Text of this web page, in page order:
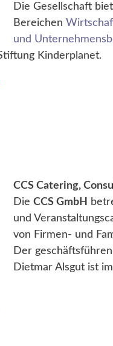
Die Gesellschaft
Bereichen
und
Kinderplanet.
CCS Catering,
Die CCS GmbH
und
von Firmen- und
Der
Dietmar Alsgut ist